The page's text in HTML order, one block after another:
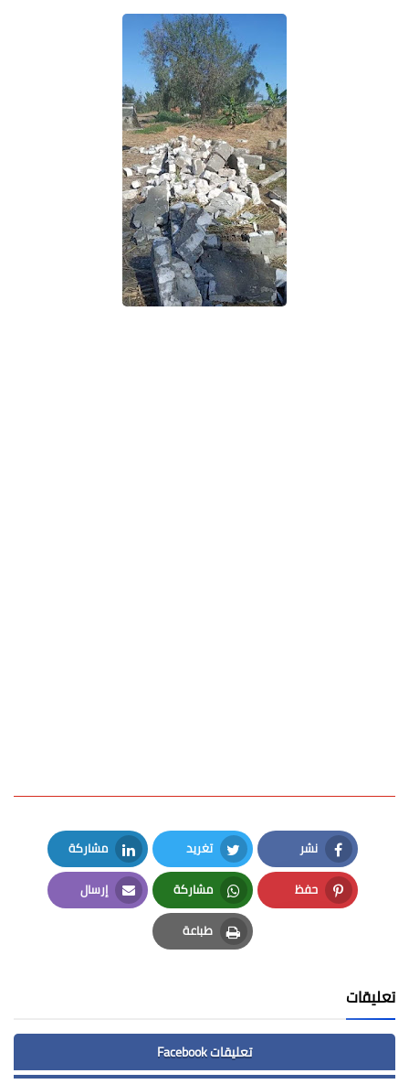
نشر
Facebook
تغريد
Twitter
مشاركة
LinkedIn
حفظ
Pinterest
مشاركة
Whatsapp
إرسال
Email
طباعة
Print
تعليقات
تعليقات Facebook